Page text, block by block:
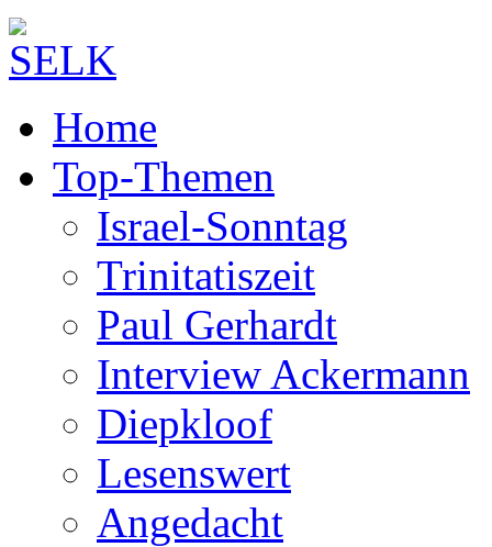
Home
Top-Themen
Israel-Sonntag
Trinitatiszeit
Paul Gerhardt
Interview Ackermann
Diepkloof
Lesenswert
Angedacht